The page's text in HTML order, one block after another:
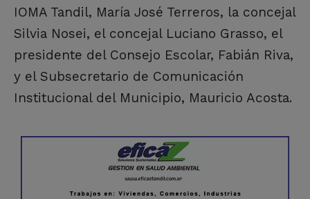
IOMA Tandil, María José Terreros, la concejal
Silvia Nosei, el concejal Luciano Grasso, el
presidente del Consejo Escolar, Fabián Riva,
y el Subsecretario de Comunicación
Institucional del Municipio, Mauricio Acosta.